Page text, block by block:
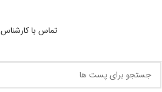
تماس با کارشناس